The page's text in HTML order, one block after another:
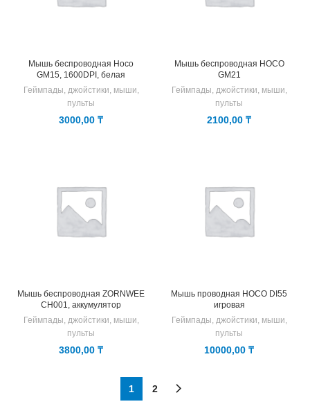
Мышь беспроводная Hoco
GM15, 1600DPI, белая
Геймпады, джойстики, мыши,
пульты
3000,00 ₸
Мышь беспроводная HOCO
GM21
Геймпады, джойстики, мыши,
пульты
2100,00 ₸
Мышь беспроводная ZORNWEE
CH001, аккумулятор
Геймпады, джойстики, мыши,
пульты
3800,00 ₸
Мышь проводная HOCO DI55
игровая
Геймпады, джойстики, мыши,
пульты
10000,00 ₸
1 2